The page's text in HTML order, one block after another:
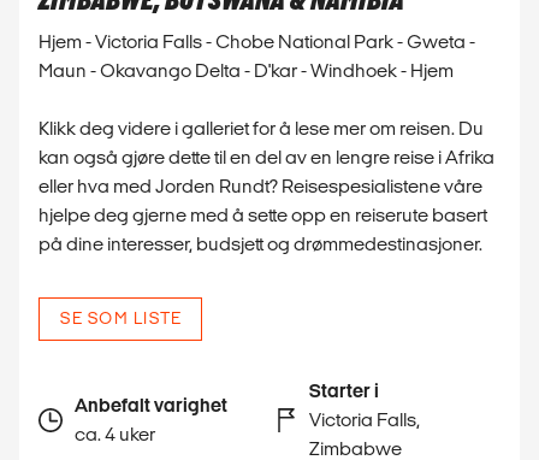
Hjem - Victoria Falls - Chobe National Park - Gweta -
Maun - Okavango Delta - D'kar - Windhoek - Hjem
Klikk deg videre i galleriet for å lese mer om reisen. Du
kan også gjøre dette til en del av en lengre reise i Afrika
eller hva med Jorden Rundt? Reisespesialistene våre
hjelpe deg gjerne med å sette opp en reiserute basert
på dine interesser, budsjett og drømmedestinasjoner.
SE SOM LISTE
Anbefalt varighet
ca. 4 uker
Starter i
Victoria Falls,
Zimbabwe